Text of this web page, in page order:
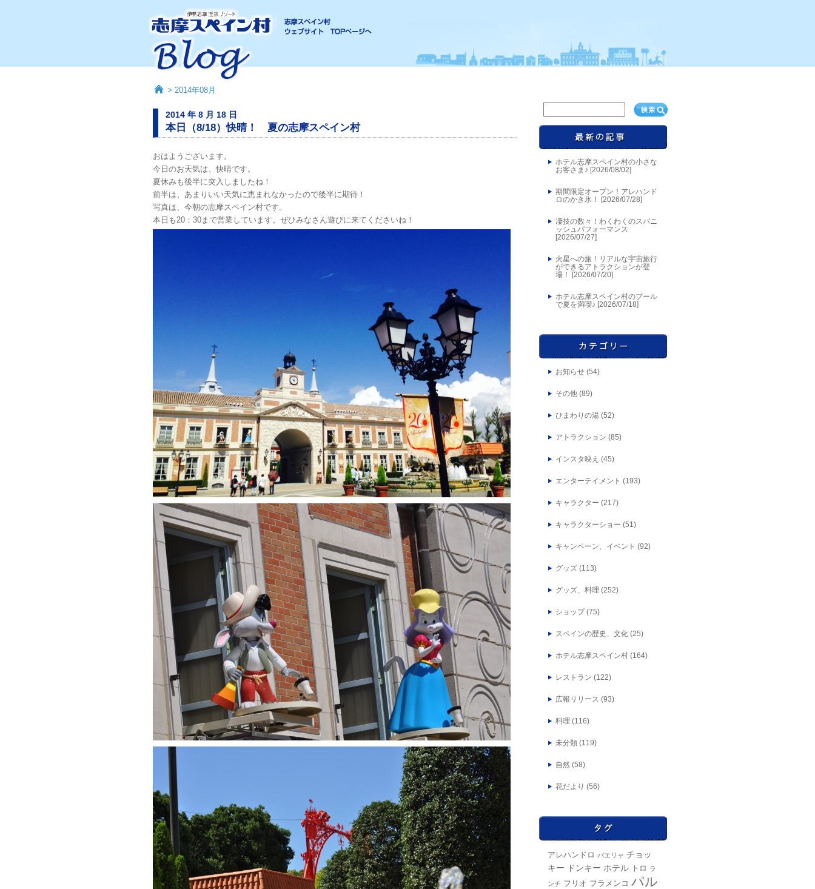
> 2014年08月
2014 年 8 月 18 日
本日（8/18）快晴！ 夏の志摩スペイン村
おはようございます。
今日のお天気は、快晴です。
夏休みも後半に突入しましたね！
前半は、あまりいい天気に恵まれなかったので後半に期待！
写真は、今朝の志摩スペイン村です。
本日も20：30まで営業しています。ぜひみなさん遊びに来てくださいね！
ホテル志摩スペイン村の小さな
お客さま♪ [2026/08/02]
期間限定オープン！アレハンド
ロのかき氷！ [2026/07/28]
凄技の数々！わくわくのスパニ
ッシュパフォーマンス
[2026/07/27]
火星への旅！リアルな宇宙旅行
ができるアトラクションが登
場！ [2026/07/20]
ホテル志摩スペイン村のプール
で夏を満喫♪ [2026/07/18]
お知らせ (54)
その他 (89)
ひまわりの湯 (52)
アトラクション (85)
インスタ映え (45)
エンターテイメント (193)
キャラクター (217)
キャラクターショー (51)
キャンペーン、イベント (92)
グッズ (113)
グッズ、料理 (252)
ショップ(75)
スペインの歴史、文化 (25)
ホテル志摩スペイン村 (164)
レストラン (122)
広報リリース (93)
料理 (116)
未分類 (119)
自然 (58)
花だより (56)
アレハンドロ パエリャ チョッ
キー
ドンキー ホテル トロ ラ
ンチ フリオ フラメンコ パル